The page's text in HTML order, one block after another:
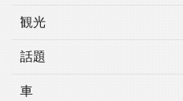
観光
話題
車